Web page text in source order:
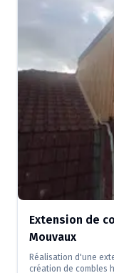
Extension de
Mouvaux
Réalisation d'une
création de combles